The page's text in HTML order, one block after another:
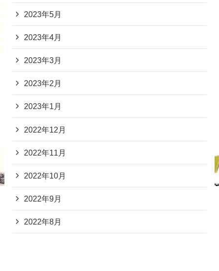
2023年5月
2023年4月
2023年3月
2023年2月
2023年1月
2022年12月
2022年11月
2022年10月
2022年9月
2022年8月